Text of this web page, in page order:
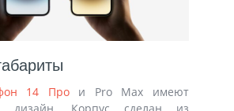
14 Прои Pro Max имеют